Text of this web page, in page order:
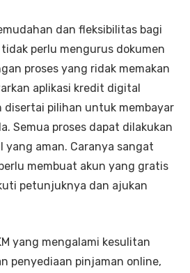
dan fleksibilitas bagi
perlu mengurus dokumen
proses yang ridak memakan
aplikasi kredit digital
disertai pilihan untuk membayar
Semua proses dapat dilakukan
yang aman. Caranya sangat
membuat akun yang gratis
petunjuknya dan ajukan
yang mengalami kesulitan
penyediaan pinjaman online,